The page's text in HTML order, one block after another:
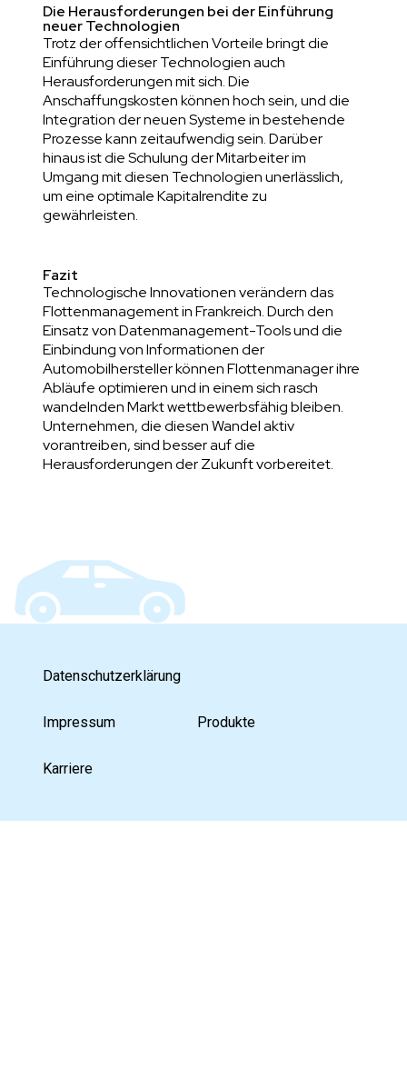
Die Herausforderungen bei der Einführung
neuer Technologien
Trotz der offensichtlichen Vorteile bringt die
Einführung dieser Technologien auch
Herausforderungen mit sich. Die
Anschaffungskosten können hoch sein, und die
Integration der neuen Systeme in bestehende
Prozesse kann zeitaufwendig sein. Darüber
hinaus ist die Schulung der Mitarbeiter im
Umgang mit diesen Technologien unerlässlich,
um eine optimale Kapitalrendite zu
gewährleisten.
Fazit
Technologische Innovationen verändern das
Flottenmanagement in Frankreich. Durch den
Einsatz von Datenmanagement-Tools und die
Einbindung von Informationen der
Automobilhersteller können Flottenmanager ihre
Abläufe optimieren und in einem sich rasch
wandelnden Markt wettbewerbsfähig bleiben.
Unternehmen, die diesen Wandel aktiv
vorantreiben, sind besser auf die
Herausforderungen der Zukunft vorbereitet.
Datenschutzerklärung
Impressum Produkte
Karriere